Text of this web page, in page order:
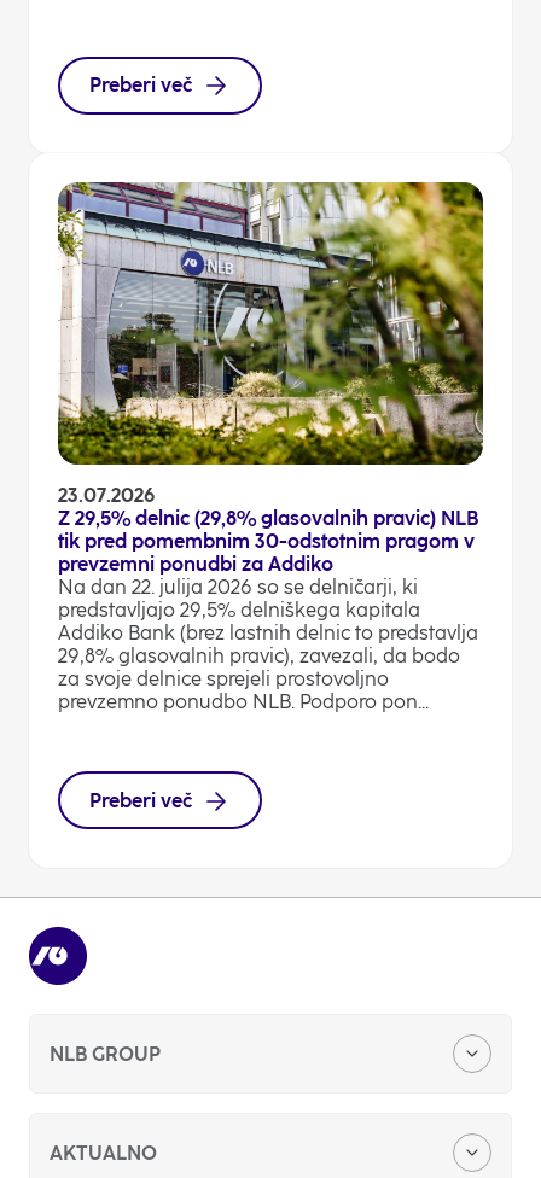
Preberi več
23.07.2026
Z 29,5% delnic (29,8% glasovalnih pravic) NLB
tik pred pomembnim 30-odstotnim pragom v
prevzemni ponudbi za Addiko
Na dan 22. julija 2026 so se delničarji, ki
predstavljajo 29,5% delniškega kapitala
Addiko Bank (brez lastnih delnic to predstavlja
29,8% glasovalnih pravic), zavezali, da bodo
za svoje delnice sprejeli prostovoljno
prevzemno ponudbo NLB. Podporo pon...
Preberi več
NLB GROUP
O nas
AKTUALNO